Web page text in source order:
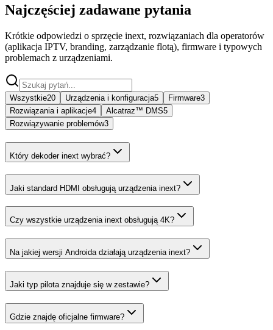
Najczęściej zadawane pytania
Krótkie odpowiedzi o sprzęcie inext, rozwiązaniach dla operatorów
(aplikacja IPTV, branding, zarządzanie flotą), firmware i typowych
problemach z urządzeniami.
Wszystkie20 Urządzenia i konfiguracja5 Firmware3
Rozwiązania i aplikacje4 Alcatraz™ DMS5
Rozwiązywanie problemów3
Który dekoder inext wybrać?
Jaki standard HDMI obsługują urządzenia inext?
Czy wszystkie urządzenia inext obsługują 4K?
Na jakiej wersji Androida działają urządzenia inext?
Jaki typ pilota znajduje się w zestawie?
Gdzie znajdę oficjalne firmware?